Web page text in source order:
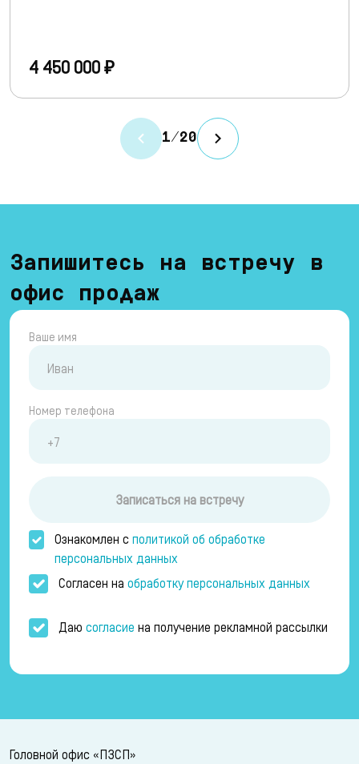
1/20
4 450 000 ₽
Запишитесь на встречу в
офис продаж
Ваше имя
Номер телефона
Записаться на встречу
Ознакомлен сполитикой об обработке
персональных данных
Согласен на обработку персональных данных
Даю согласие на получение рекламной рассылки
Головной офис «ПЗСП»